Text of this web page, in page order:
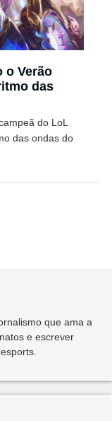
o Verão
das
do LoL
das ondas do
que ama a
e escrever